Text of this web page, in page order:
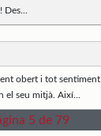
obert i tot sentiment
seu mitjà. Així...
5 de 79